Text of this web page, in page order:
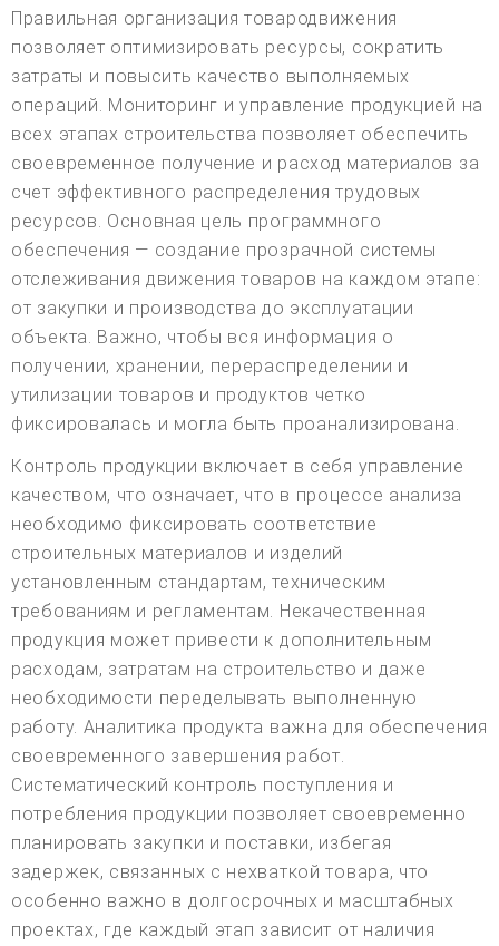
Правильная организация товародвижения
позволяет оптимизировать ресурсы, сократить
затраты и повысить качество выполняемых
операций. Мониторинг и управление продукцией на
всех этапах строительства позволяет обеспечить
своевременное получение и расход материалов за
счет эффективного распределения трудовых
ресурсов. Основная цель программного
обеспечения — создание прозрачной системы
отслеживания движения товаров на каждом этапе:
от закупки и производства до эксплуатации
объекта. Важно, чтобы вся информация о
получении, хранении, перераспределении и
утилизации товаров и продуктов четко
фиксировалась и могла быть проанализирована.
Контроль продукции включает в себя управление
качеством, что означает, что в процессе анализа
необходимо фиксировать соответствие
строительных материалов и изделий
установленным стандартам, техническим
требованиям и регламентам. Некачественная
продукция может привести к дополнительным
расходам, затратам на строительство и даже
необходимости переделывать выполненную
работу. Аналитика продукта важна для обеспечения
своевременного завершения работ.
Систематический контроль поступления и
потребления продукции позволяет своевременно
планировать закупки и поставки, избегая
задержек, связанных с нехваткой товара, что
особенно важно в долгосрочных и масштабных
проектах, где каждый этап зависит от наличия